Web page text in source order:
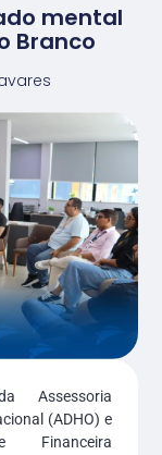
mental
Branco
Assessoria
(ADHO) e
Financeira